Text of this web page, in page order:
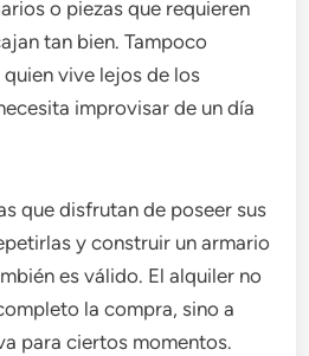
o piezas que requieren
tan bien. Tampoco
vive lejos de los
improvisar de un día
que disfrutan de poseer sus
y construir un armario
es válido. El alquiler no
la compra, sino a
para ciertos momentos.